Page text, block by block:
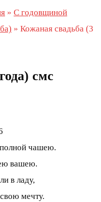
» С годовщиной
» Кожаная свадьба (3
смс
чашею.
вашею.
в ладу,
мечту.